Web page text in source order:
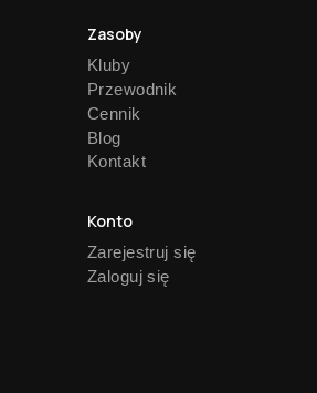
Zasoby
Kluby
Przewodnik
Cennik
Blog
Kontakt
Konto
Zarejestruj się
Zaloguj się